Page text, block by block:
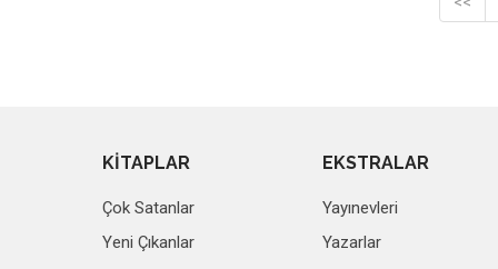
KİTAPLAR
Çok Satanlar
Yeni Çıkanlar
EKSTRALAR
Yayınevleri
Yazarlar